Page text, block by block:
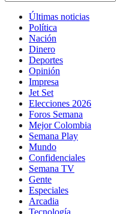
Últimas noticias
Política
Nación
Dinero
Deportes
Opinión
Impresa
Jet Set
Elecciones 2026
Foros Semana
Mejor Colombia
Semana Play
Mundo
Confidenciales
Semana TV
Gente
Especiales
Arcadia
Tecnología